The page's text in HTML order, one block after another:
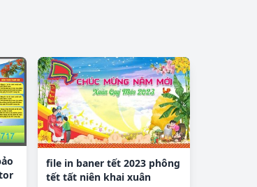
file in baner tết 2023 phông
tết tất niên khai xuân